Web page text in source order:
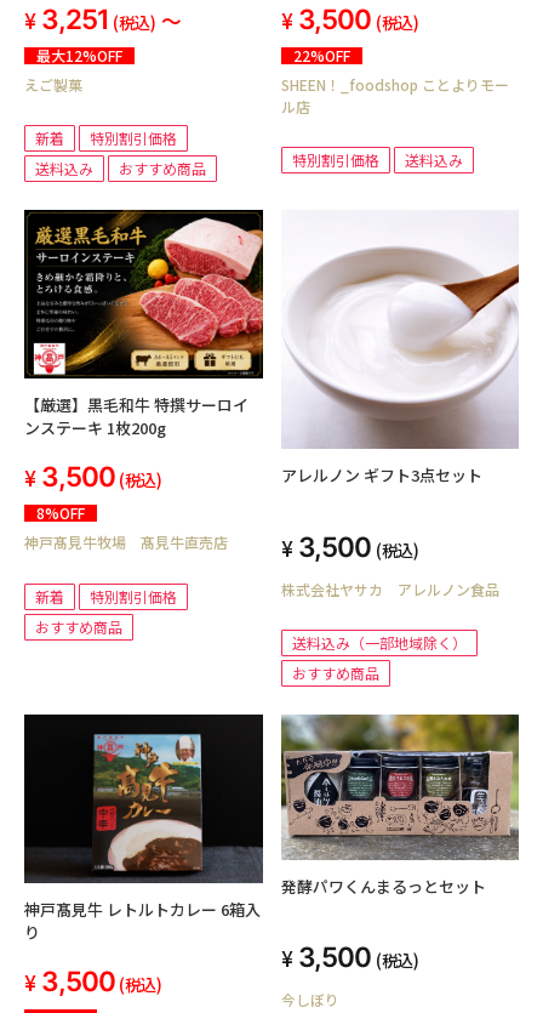
る 3,251 (税込) ～
最大12%OFF
えご製菓
新着
特別割引価格
送料込み
おすすめ商品
3,500 (税込)
22%OFF
SHEEN！_foodshop ことよりモー
ル店
特別割引価格 送料込み
【厳選】黒毛和牛 特撰サーロイ
ンステーキ 1枚200g
3,500 (税込)
8%OFF
神戸髙見牛牧場 髙見牛直売店
新着
特別割引価格
おすすめ商品
アレルノン ギフト3点セット
3,500 (税込)
株式会社ヤサカ アレルノン食品
送料込み（一部地域除く）
おすすめ商品
神戸髙見牛 レトルトカレー 6箱入
り
3,500 (税込)
発酵パワくんまるっとセット
3,500 (税込)
今しぼり